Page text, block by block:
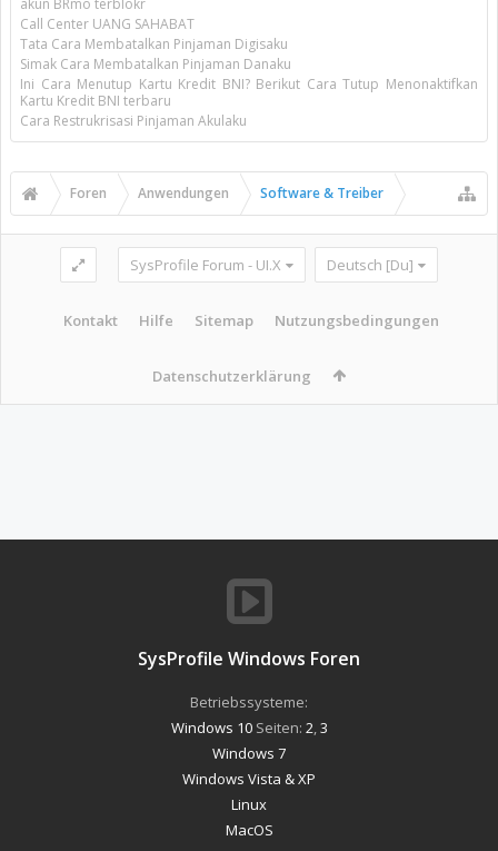
akun BRmo terblokr
Call Center UANG SAHABAT
Tata Cara Membatalkan Pinjaman Digisaku
Simak Cara Membatalkan Pinjaman Danaku
Ini Cara Menutup Kartu Kredit BNI? Berikut Cara Tutup Menonaktifkan
Kartu Kredit BNI terbaru
Cara Restrukrisasi Pinjaman Akulaku
Foren Anwendungen Software & Treiber
SysProfile Forum - UI.X Deutsch [Du]
Kontakt Hilfe Sitemap Nutzungsbedingungen
Datenschutzerklärung
SysProfile Windows Foren
Betriebssysteme:
Windows 10Seiten: 2 3
Windows 7
Windows Vista & XP
Linux
MacOS